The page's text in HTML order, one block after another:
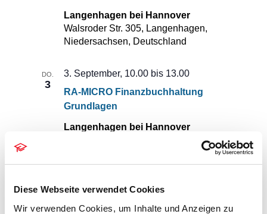
Diese Webseite verwendet Cookies
Wir verwenden Cookies, um Inhalte und Anzeigen zu
Langenhagen bei Hannover
Walsroder Str. 305, Langenhagen,
Niedersachsen, Deutschland
DO.
3
RA-MICRO Finanzbuchhaltung
Grundlagen
3. September, 10.00 bis 13.00
Langenhagen bei Hannover
Walsroder Str. 305, Langenhagen,
MI.
23
Digitale Spracherkennung mit Dragon
23. September, 14.00bis